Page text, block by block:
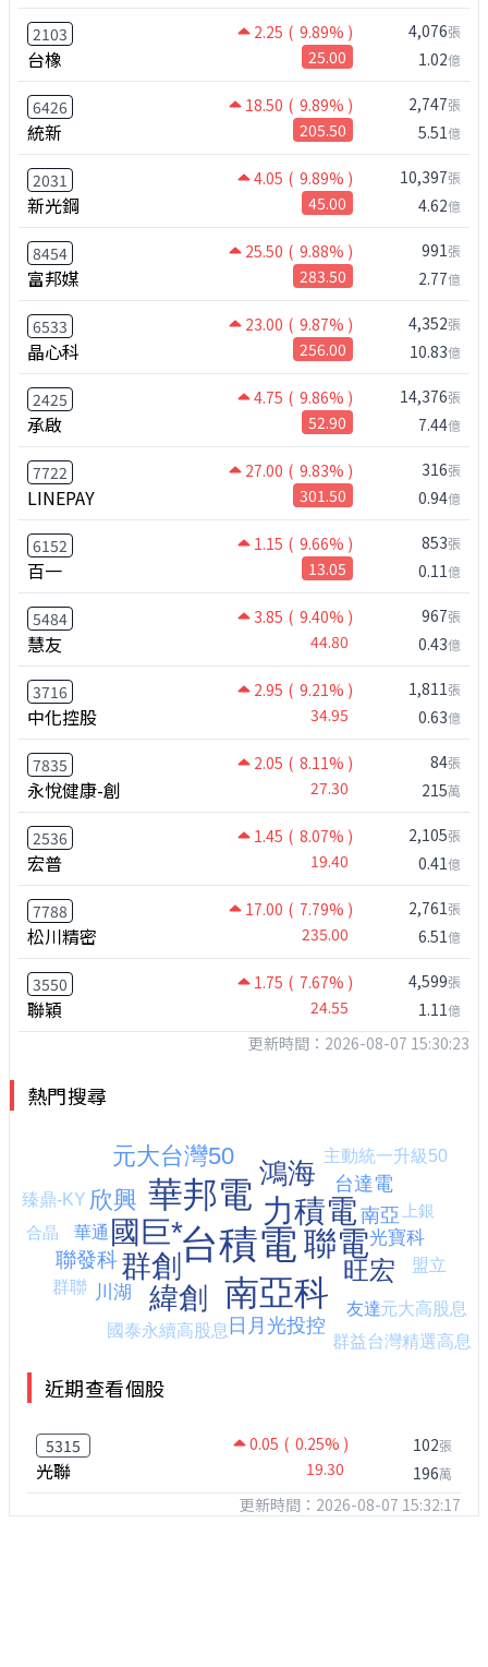
2103 2.25 ( 9.89% )
台橡 25.00
4,076張
1.02億
6426 18.50 ( 9.89% )
統新 205.50
2,747張
5.51億
2031 4.05 ( 9.89% )
新光鋼 45.00
10,397張
4.62億
8454 25.50 ( 9.88% )
富邦媒 283.50
991張
2.77億
6533 23.00 ( 9.87% )
晶心科 256.00
4,352張
10.83億
2425 4.75 ( 9.86% )
承啟 52.90
14,376張
7.44億
7722 27.00 ( 9.83% )
LINEPAY 301.50
316張
0.94億
6152 1.15 ( 9.66% )
百一 13.05
853張
0.11億
5484 3.85 ( 9.40% )
慧友 44.80
967張
0.43億
3716 2.95 ( 9.21% )
中化控股 34.95
1,811張
0.63億
7835 2.05 ( 8.11% )
永悅健康-創 27.30
84張
215萬
2536 1.45 ( 8.07% )
宏普 19.40
2,105張
0.41億
7788 17.00 ( 7.79% )
松川精密 235.00
2,761張
6.51億
3550 1.75 ( 7.67% )
聯穎 24.55
4,599張
1.11億
更新時間：2026-08-07 15:30:23
熱門搜尋
近期查看個股
5315 0.05 ( 0.25% )
光聯 19.30
102張
196萬
更新時間：2026-08-07 15:32:17